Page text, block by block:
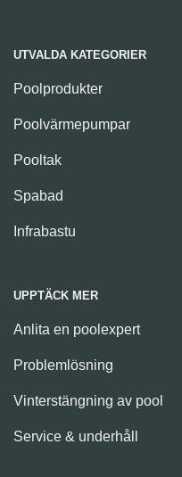
UTVALDA KATEGORIER
Poolprodukter
Poolvärmepumpar
Pooltak
Spabad
Infrabastu
UPPTÄCK MER
Anlita en poolexpert
Problemlösning
Vinterstängning av pool
Service & underhåll